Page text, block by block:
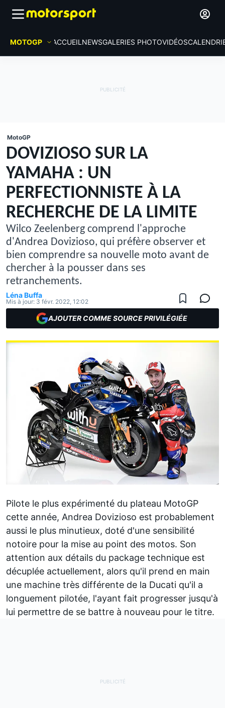
MOTOGP ACCUEIL NEWSGALERIES PHOTOVIDÉOS
MotoGP
DOVIZIOSO SUR LA
YAMAHA : UN
PERFECTIONNISTE À LA
RECHERCHE DE LA LIMITE
Wilco Zeelenberg comprend l'approche
d'Andrea Dovizioso, qui préfère observer et
bien comprendre sa nouvelle moto avant de
chercher à la pousser dans ses
retranchements.
Léna Buffa
Mis à jour: 3 févr. 2022, 12:02
AJOUTER COMME SOURCE PRIVILÉGIÉE
Pilote le plus expérimenté du plateau MotoGP
cette année, Andrea Dovizioso est probablement
aussi le plus minutieux, doté d'une sensibilité
notoire pour la mise au point des motos. Son
attention aux détails du package technique est
décuplée actuellement, alors qu'il prend en main
une machine très différente de la Ducati qu'il a
longuement pilotée, l'ayant fait progresser jusqu'à
lui permettre de se battre à nouveau pour le titre.